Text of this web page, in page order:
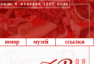
юмор музей ссылки